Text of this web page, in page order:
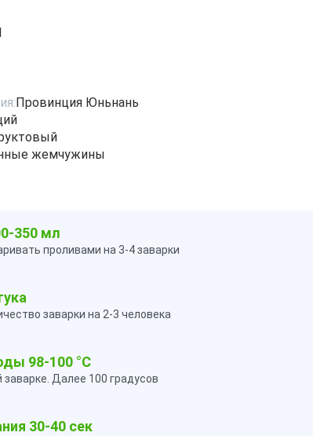
Провинция Юньнань
жемчужины
350 мл
проливами на 3-4 заварки
заварки на 2-3 человека
98-100 °C
Далее 100 градусов
30-40 сек